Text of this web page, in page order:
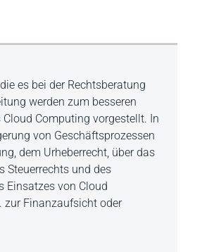
es bei der Rechtsberatung
werden zum besseren
Computing vorgestellt. In
von Geschäftsprozessen
dem Urheberrecht, über das
Steuerrechts und des
Einsatzes von Cloud
zur Finanzaufsicht oder